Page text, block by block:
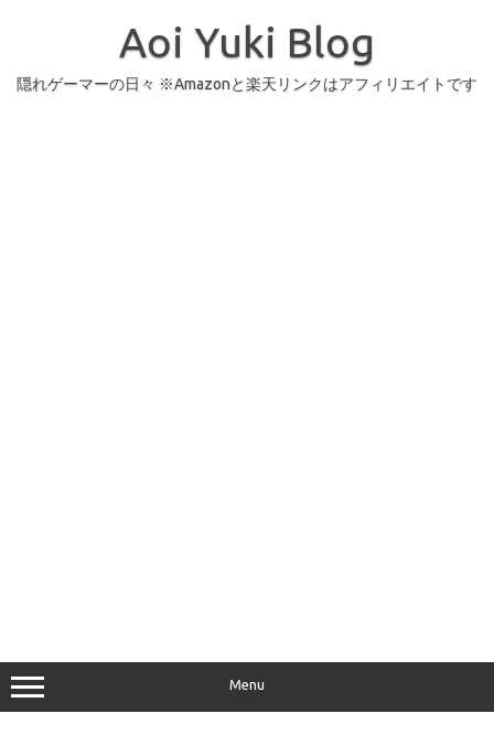
Aoi Yuki Blog
隠れゲーマーの日々 ※Amazonと楽天リンクはアフィリエイトです
Menu